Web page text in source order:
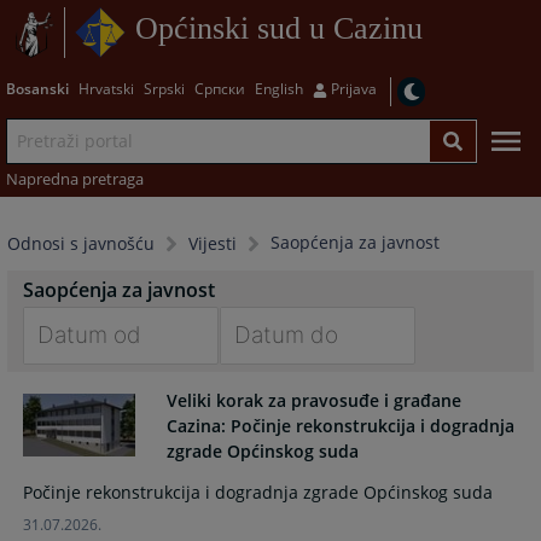
Općinski sud u Cazinu
Bosanski Hrvatski Srpski Српски English Prijava
Napredna pretraga
Odnosi s javnošću Vijesti Saopćenja za javnost
Saopćenja za javnost
forward
to
interact
with
calendar
forward
to
interact
with
the
Veliki korak za pravosuđe i građane
Cazina: Počinje rekonstrukcija i dogradnja
zgrade Općinskog suda
Počinje rekonstrukcija i dogradnja zgrade Općinskog suda
31.07.2026.